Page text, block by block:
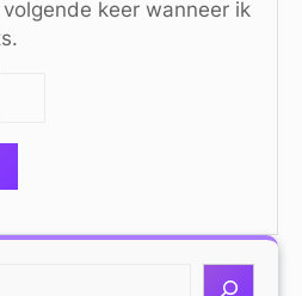
keer wanneer ik